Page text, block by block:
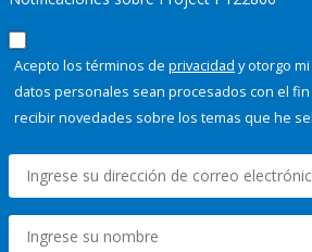
Acepto los términos de privacidad y otorgo
datos personales sean procesados con el
recibir novedades sobre los temas que he